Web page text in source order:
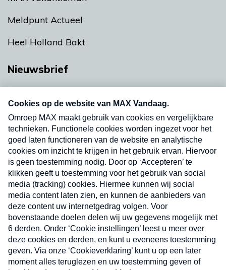
Meldpunt Actueel
Heel Holland Bakt
Nieuwsbrief
nieuwsbrief. Elke vrijdag- en dinsdagochtend in
uw mailbox.
Verzend
Nieuwsbrief
Neem hier een gratis abonnement op onze